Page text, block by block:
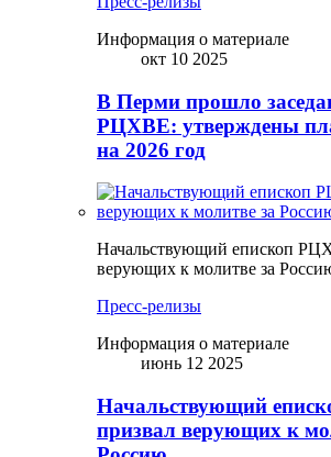
Информация о материале
окт 10 2025
В Перми прошло
РЦХВЕ: утверждены
на 2026 год
Начальствующий епископ
верующих к молитве за
Пресс-релизы
Информация о материале
июнь 12 2025
Начальствующий
призвал верующих к